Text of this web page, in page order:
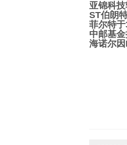
亚锦科
ST伯朗
菲尔特
中邮基
海诺尔